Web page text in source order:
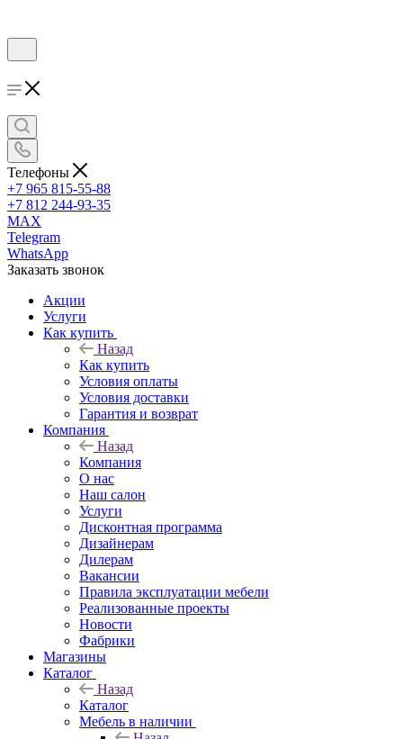
Телефоны
+7 965 815-55-88
+7 812 244-93-35
MAX
Telegram
WhatsApp
Заказать звонок
Акции
Услуги
Как купить
Назад
Как купить
Условия оплаты
Условия доставки
Гарантия и возврат
Компания
Назад
Компания
О нас
Наш салон
Услуги
Дисконтная программа
Дизайнерам
Дилерам
Вакансии
Правила эксплуатации мебели
Реализованные проекты
Новости
Фабрики
Магазины
Каталог
Назад
Каталог
Мебель в наличии